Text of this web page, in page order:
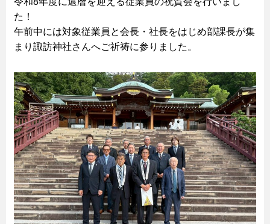
た！
午前中には対象従業員と会長・社長をはじめ部課長が集
まり諏訪神社さんへご祈祷に参りました。